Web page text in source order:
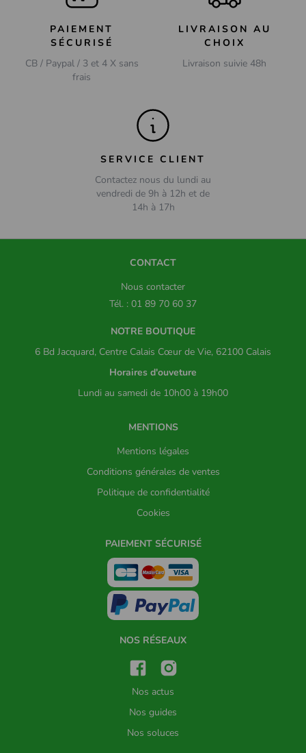
PAIEMENT
SÉCURISÉ
CB / Paypal / 3 et 4 X sans
frais
LIVRAISON AU
CHOIX
Livraison suivie 48h
SERVICE CLIENT
Contactez nous du lundi au
vendredi de 9h à 12h et de
14h à 17h
CONTACT
Nous contacter
Tél. : 01 89 70 60 37
NOTRE BOUTIQUE
6 Bd Jacquard, Centre Calais Cœur de Vie, 62100 Calais
Horaires d'ouveture
Lundi au samedi de 10h00 à 19h00
MENTIONS
Mentions légales
Conditions générales de ventes
Politique de confidentialité
Cookies
PAIEMENT SÉCURISÉ
NOS RÉSEAUX
Nos actus
Nos guides
Nos soluces